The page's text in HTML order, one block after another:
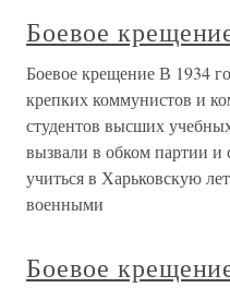
Боевое
Боевое крещение В 1934
крепких коммунистов и
студентов высших
вызвали в обком партии
учиться в Харьковскую
военными
Боевое